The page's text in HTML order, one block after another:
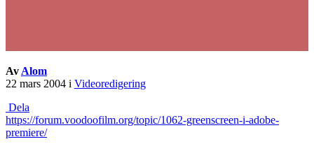
AvAlom
22 mars 2004 i Videoredigering
Dela
https://forum.voodoofilm.org/topic/1062-greenscreen-i-adobe-
premiere/